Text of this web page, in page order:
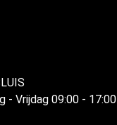
- Vrijdag 09:00 - 17:00